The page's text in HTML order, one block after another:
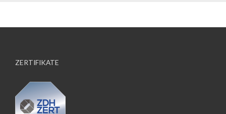
ZERTIFIKATE